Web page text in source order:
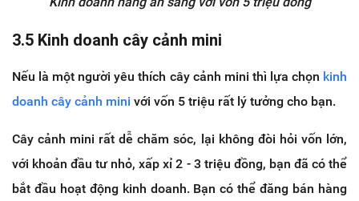
3.5 Kinh doanh cây cảnh mini
Nếu là một người yêu thích cây cảnh mini thì lựa chọn kinh
doanh cây cảnh mini với vốn 5 triệu rất lý tưởng cho bạn.
Cây cảnh mini rất dễ chăm sóc, lại không đòi hỏi vốn lớn,
với khoản đầu tư nhỏ, xấp xỉ 2 - 3 triệu đồng, bạn đã có thể
bắt đầu hoạt động kinh doanh. Bạn có thể đăng bán hàng